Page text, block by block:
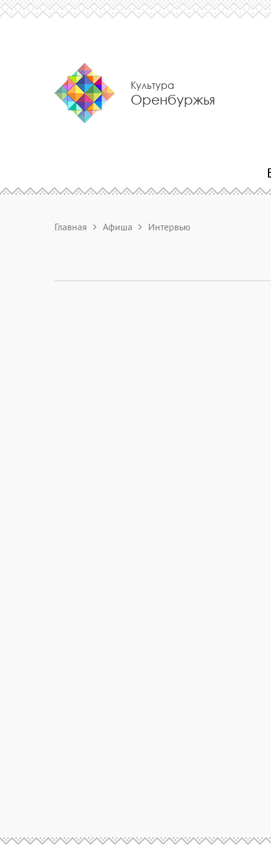
Культура
Оренбуржья
Главная Афиша Интервью